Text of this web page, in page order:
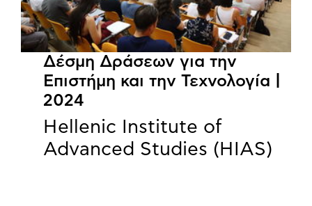
Δέσμη Δράσεων για την
Επιστήμη και την Τεχνολογία |
2024
Hellenic Institute of
Advanced Studies (HIAS)